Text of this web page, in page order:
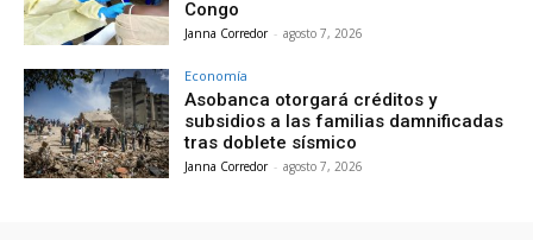
Congo
Janna Corredor - agosto 7, 2026
Economía
Asobanca otorgará créditos y
subsidios a las familias damnificadas
tras doblete sísmico
Janna Corredor - agosto 7, 2026